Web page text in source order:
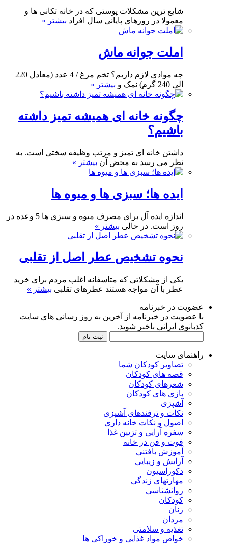
شایع ترین مشکلات پوستی که در خانه تکانی ها و
معمولا در روزهای پایانی سال افراد بیشتر »
املت جوانه ماش
چه موادی لازم داریم؟ تخم مرغ / 4 عدد (معادل 220
الی 240 گرم) نمک و
بیشتر »
چگونه خانه ای همیشه تمیز داشته
باشیم؟
داشتن خانه ای تمیز و مرتب وظیفه سختی است. به
نظر می رسد به محض آن بیشتر »
ایده ها؛ سبزی ها و میوه ها
اندازه ایده آل برای مصرف میوه و سبزی ها 5 وعده در
روز است. در حالی بیشتر »
نحوه تشخیص عطر اصل از تقلبی
یکی از مشکلاتی که متاسفانه اغلب مردم برای خرید
عطر با آن مواجه هستند عطرهای تقلبی بیشتر »
عضویت در خبرنامه
با عضویت در خبرنامه از آخرین به روز رسانی های سایت
کدبانوی ایرانی باخبر شوید.
راهنمای سایت
تصاویر کودکان شما
قصه های کودکان
شعرهای کودکان
بازی های کودکان
آشپزی
نکات و ترفندهای آشپزی
اصول و نکات خانه داری
سفره آرایی و تزیین غذا
فوت و فن در خانه
آموزش بافتنی
آرایش و زیبایی
دکوراسیون
مهارتهای زندگی
روانشناسی
کودکان
زنان
مردان
تغذیه و سلامتی
خواص مواد غذایی و خوراکی ها